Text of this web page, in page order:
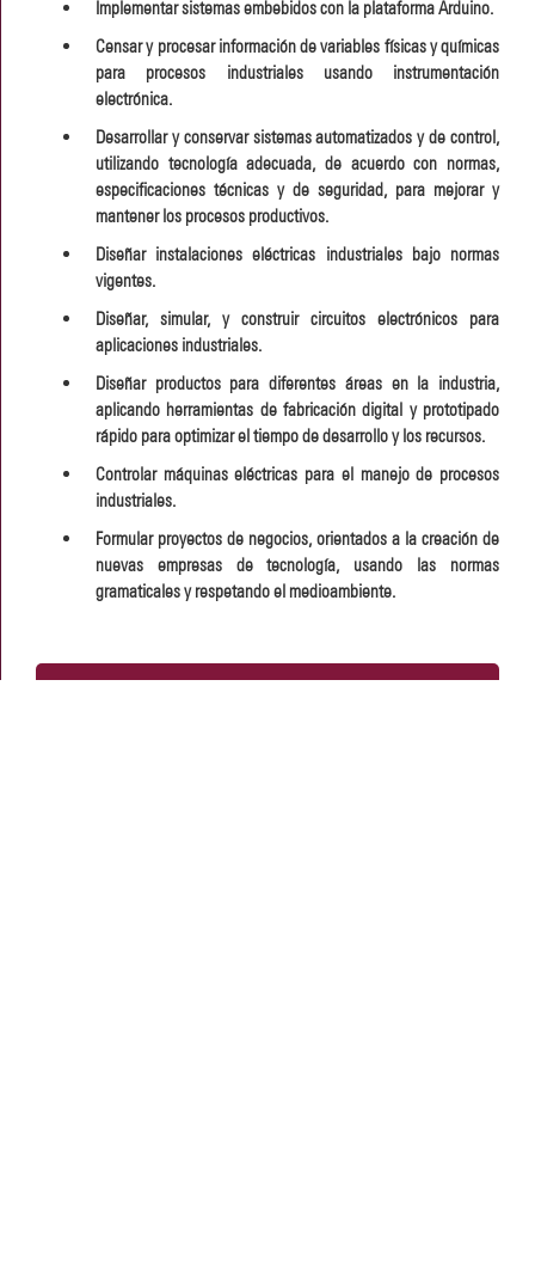
Implementar sistemas embebidos con la plataforma Arduino.
Censar y procesar información de variables físicas y químicas
para procesos industriales usando instrumentación
electrónica.
Desarrollar y conservar sistemas automatizados y de control,
utilizando tecnología adecuada, de acuerdo con normas,
especificaciones técnicas y de seguridad, para mejorar y
mantener los procesos productivos.
Diseñar instalaciones eléctricas industriales bajo normas
vigentes.
Diseñar, simular, y construir circuitos electrónicos para
aplicaciones industriales.
Diseñar productos para diferentes áreas en la industria,
aplicando herramientas de fabricación digital y prototipado
rápido para optimizar el tiempo de desarrollo y los recursos.
Controlar máquinas eléctricas para el manejo de procesos
industriales.
Formular proyectos de negocios, orientados a la creación de
nuevas empresas de tecnología, usando las normas
gramaticales y respetando el medioambiente.
¿Cuál es el área laboral en que se puede desarrollar el